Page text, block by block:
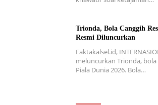
Trionda, Bola Canggih
Resmi Diluncurkan
Faktakalsel.id,
meluncurkan Trionda,
Piala Dunia 2026. Bola…